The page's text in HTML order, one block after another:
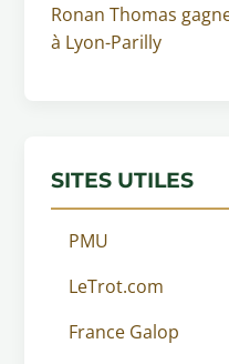
Ronan Thomas
à Lyon-Parilly
SITES UTILES
PMU
LeTrot.com
France Galop